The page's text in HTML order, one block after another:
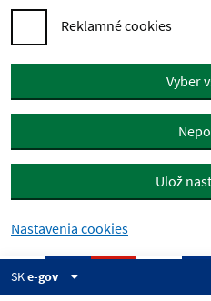
Reklamné cookies
Vyber
Ulož
Nastavenia cookies
SKe-gov